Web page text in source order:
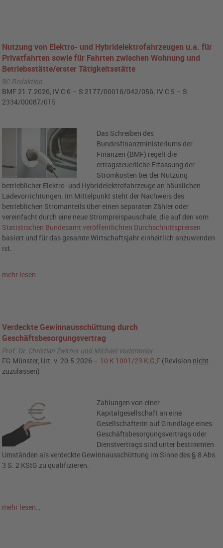
Nutzung von Elektro‑ und Hybridelektrofahrzeugen u.a. für
Privatfahrten sowie für Fahrten zwischen Wohnung und
Betriebsstätte/erster Tätigkeitsstätte
BC-Redaktion
BMF 21.7.2026, IV C 6 – S 2177/00016/042/056; IV C 5 – S
2334/00087/015
Das Schreiben des
Bundesfinanzministeriums der
Finanzen (BMF) regelt die
ertragsteuerliche Erfassung der
Stromkosten bei der Nutzung
betrieblicher Elektro- und Hybridelektrofahrzeuge an häuslichen
Ladevorrichtungen. Im Mittelpunkt steht der Nachweis des
betrieblichen Stromanteils über einen separaten Zähler oder
vereinfacht durch eine neue Strompreispauschale, die auf den vom
Statistischen Bundesamt veröffentlichten Durchschnittspreisen
basiert und für das gesamte Wirtschaftsjahr einheitlich anzuwenden
ist.
mehr lesen…
Verdeckte Gewinnausschüttung durch
Geschäftsbesorgungsvertrag
Prof. Dr. Christian Zwirner und Michael Vodermeier
FG Münster, Urt. v. 20.5.2026 – 10 K 1001/23 K,G,F (Revision nicht
zuzulassen)
Zahlungen von einer
Kapitalgesellschaft an eine
Gesellschafterin auf Grundlage eines
Geschäftsbesorgungsvertrags oder
Dienstvertrags sind unter bestimmten
Umständen als verdeckte Gewinnausschüttung im Sinne des § 8 Abs.
3 S. 2 KStG zu qualifizieren.
mehr lesen…